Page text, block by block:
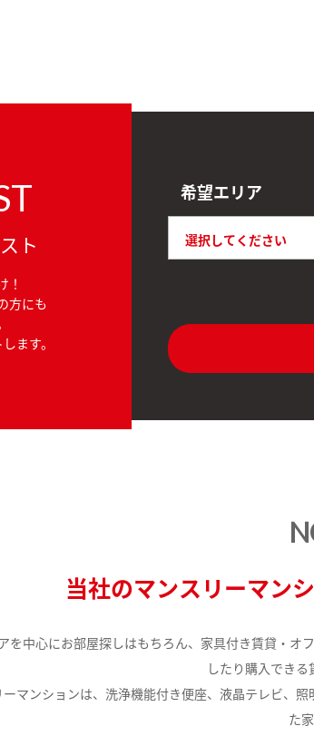
ト
！
方にも
ます。
希望エリア
当社のマンスリーマン
を中心にお部屋探しはもちろん、家具付き賃貸・オ
したり購入できる
ーマンションは、洗浄機能付き便座、液晶テレビ、
た